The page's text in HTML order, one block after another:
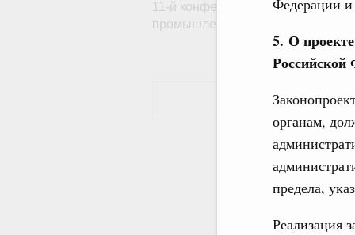
5. О
Российской
органам,
предела,
Реализация
11-й конференции «ЦИПР» –
промышленности»